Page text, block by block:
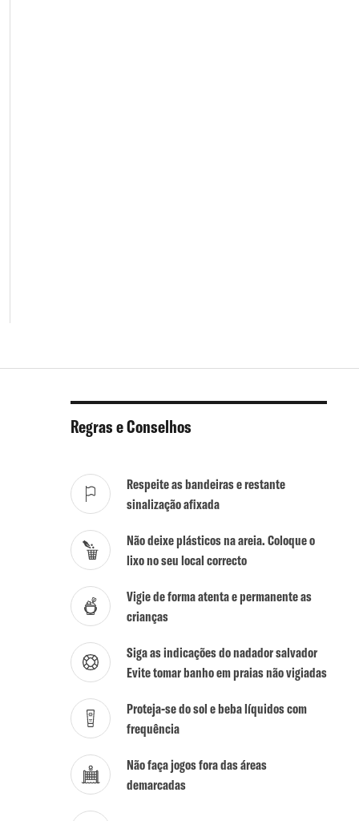
Regras e Conselhos
Respeite as bandeiras e restante
sinalização afixada
Não deixe plásticos na areia. Coloque o
lixo no seu local correcto
Vigie de forma atenta e permanente as
crianças
Siga as indicações do nadador salvador
Evite tomar banho em praias não vigiadas
Proteja-se do sol e beba líquidos com
frequência
Não faça jogos fora das áreas
demarcadas